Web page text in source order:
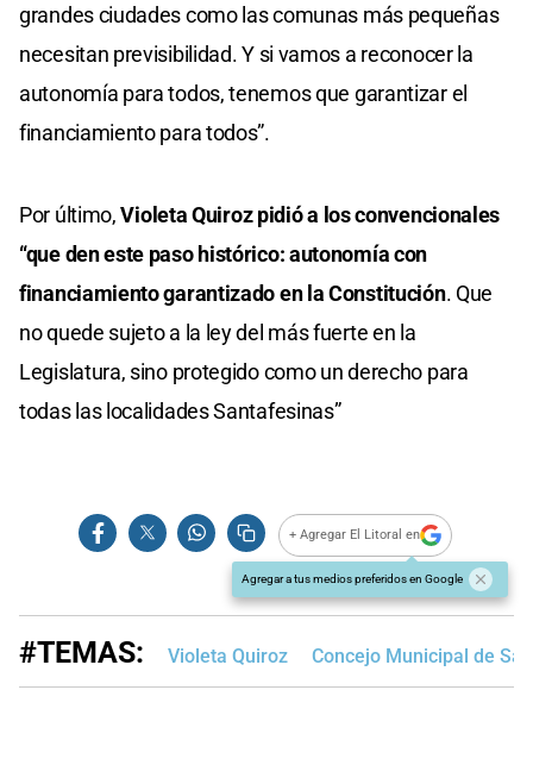
grandes ciudades como las comunas más pequeñas
necesitan previsibilidad. Y si vamos a reconocer la
autonomía para todos, tenemos que garantizar el
financiamiento para todos”.
Por último,Violeta Quiroz pidió a los convencionales
“que den este paso histórico: autonomía con
financiamiento garantizado en la Constitución. Que
no quede sujeto a la ley del más fuerte en la
Legislatura, sino protegido como un derecho para
todas las localidades Santafesinas”
+ Agregar El Litoral en
Agregar a tus medios preferidos en Google
#TEMAS: Violeta Quiroz Concejo Municipal de